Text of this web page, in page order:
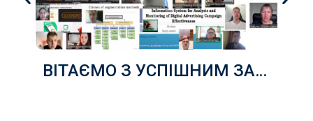
ВІТАЄМО З УСПІШНИМ ЗАХИСТОМ КВАЛІФІКАЦІЙНИХ РОБОТ здобувачів груп КІ-22д, КІ-22з, КН-22д, КН-22з ,